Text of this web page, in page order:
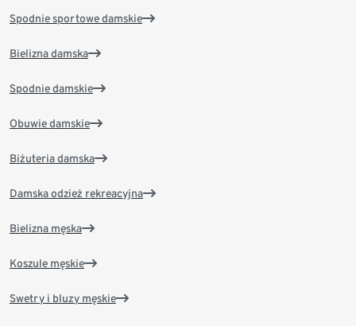
Spodnie sportowe damskie
Bielizna damska
Spodnie damskie
Obuwie damskie
Biżuteria damska
Damska odzież rekreacyjna
Bielizna męska
Koszule męskie
Swetry i bluzy męskie